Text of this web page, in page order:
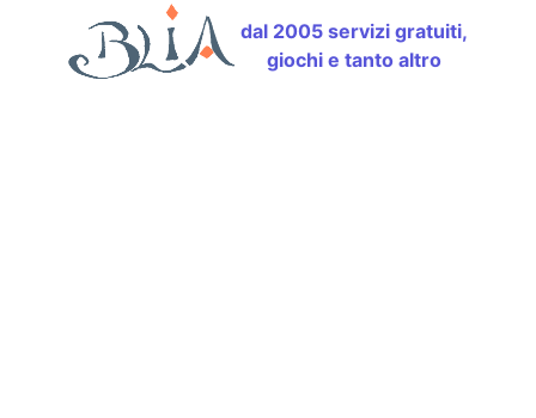
dal 2005 servizi gratuiti,
giochi e tanto altro